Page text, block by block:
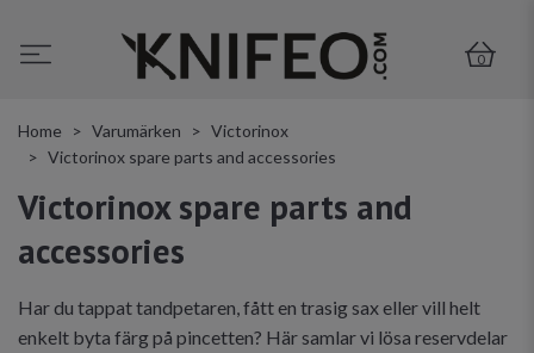
0
Home Varumärken
Victorinox
Victorinox spare parts and accessories
Victorinox spare parts and
accessories
Har du tappat tandpetaren, fått en trasig sax eller vill helt
enkelt byta färg på pincetten? Här samlar vi lösa reservdelar